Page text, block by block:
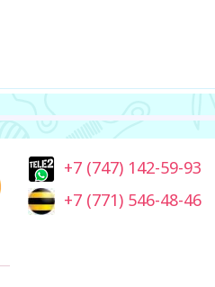
+7 (747) 142-59-93
+7 (771) 546-48-46